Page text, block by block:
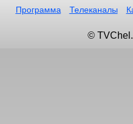
Программа Телеканалы
©